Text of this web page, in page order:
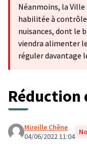
Néanmoins, la
habilitée à
nuisances, dont le
viendra alimenter
réguler davantage
Réduction
Mireille Chêne
04/06/2022 11:04